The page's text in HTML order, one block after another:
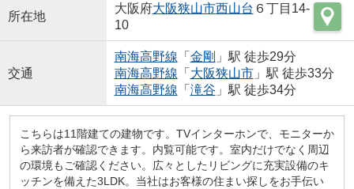
所在地
大阪府大阪狭山市西山台 ６丁目14-
10
交通
南海高野線 「 金剛 」駅 徒歩29分
南海高野線 「 大阪狭山市」駅 徒歩33分
南海高野線 「 滝谷 」駅 徒歩34分
こちらは11階建ての建物です。TVインターホンで、モニターか
ら来訪者が確認できます。内覧可能です。室内だけでなく周辺
の環境もご確認ください。広々としたリビングに充実設備のキ
ッチンを備えた3LDK。当社はお客様の住まい探しをお手伝い